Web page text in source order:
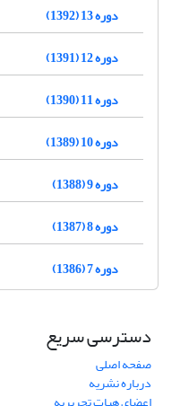
دوره 13 (1392)
دوره 12 (1391)
دوره 11 (1390)
دوره 10 (1389)
دوره 9 (1388)
دوره 8 (1387)
دوره 7 (1386)
دسترسی سریع
صفحه اصلی
درباره نشریه